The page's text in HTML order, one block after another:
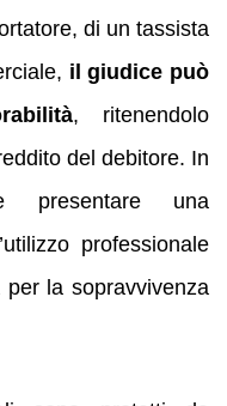
di un tassista
il giudice può
, ritenendolo
del debitore. In
presentare una
professionale
la sopravvivenza